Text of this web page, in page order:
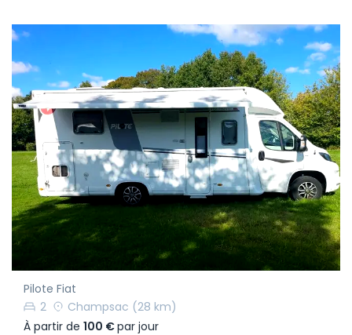
Pilote Fiat
2
Champsac (28 km)
À partir de 100 €par jour